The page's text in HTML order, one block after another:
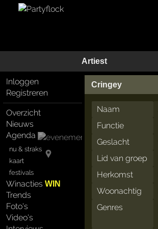
Artiest
Inloggen
Registreren
Overzicht
Nieuws
Agenda
nu & straks
kaart
festivals
WinactiesWIN
Trends
Foto's
Video's
Cringey
Naam
Functie
Geslacht
Lid van groep
Herkomst
Woonachtig
Genres